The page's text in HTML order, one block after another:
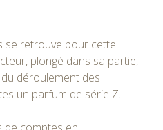
se retrouve pour cette
plongé dans sa partie,
du déroulement des
un parfum de série Z.